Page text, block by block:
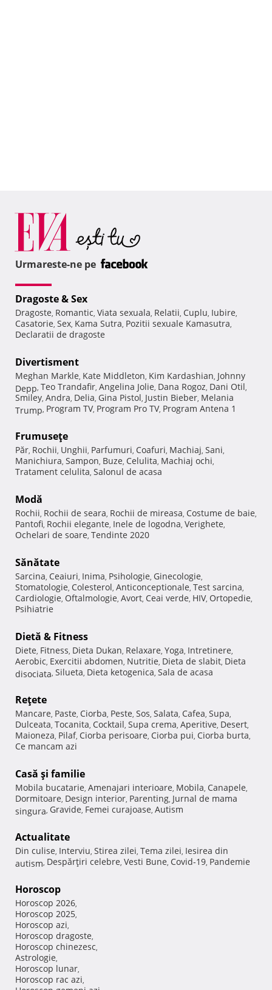
Urmareste-ne pe
Dragoste & Sex
Dragoste, Romantic, Viata sexuala, Relatii, Cuplu, Iubire,
Casatorie, Sex, Kama Sutra, Pozitii sexuale Kamasutra,
Declaratii de dragoste
Divertisment
Meghan Markle, Kate Middleton, Kim Kardashian, Johnny
Depp, Teo Trandafir, Angelina Jolie, Dana Rogoz, Dani Otil,
Smiley, Andra, Delia, Gina Pistol, Justin Bieber, Melania
Trump, Program TV, Program Pro TV, Program Antena 1
Frumuseţe
Păr, Rochii, Unghii, Parfumuri, Coafuri, Machiaj, Sani,
Manichiura, Sampon, Buze, Celulita, Machiaj ochi,
Tratament celulita, Salonul de acasa
Modă
Rochii, Rochii de seara, Rochii de mireasa, Costume de baie,
Pantofi, Rochii elegante, Inele de logodna, Verighete,
Ochelari de soare, Tendinte 2020
Sănătate
Sarcina, Ceaiuri, Inima, Psihologie, Ginecologie,
Stomatologie, Colesterol, Anticonceptionale, Test sarcina,
Cardiologie, Oftalmologie, Avort, Ceai verde, HIV, Ortopedie,
Psihiatrie
Dietă & Fitness
Diete, Fitness, Dieta Dukan, Relaxare, Yoga, Intretinere,
Aerobic, Exercitii abdomen, Nutritie, Dieta de slabit, Dieta
disociata, Silueta, Dieta ketogenica, Sala de acasa
Reţete
Mancare, Paste, Ciorba, Peste, Sos, Salata, Cafea, Supa,
Dulceata, Tocanita, Cocktail, Supa crema, Aperitive, Desert,
Maioneza, Pilaf, Ciorba perisoare, Ciorba pui, Ciorba burta,
Ce mancam azi
Casă şi familie
Mobila bucatarie, Amenajari interioare, Mobila, Canapele,
Dormitoare, Design interior, Parenting, Jurnal de mama
singura, Gravide, Femei curajoase, Autism
Actualitate
Din culise, Interviu, Stirea zilei, Tema zilei, Iesirea din
autism, Despărţiri celebre, Vesti Bune, Covid-19, Pandemie
Horoscop
Horoscop 2026,
Horoscop 2025,
Horoscop azi,
Horoscop dragoste,
Horoscop chinezesc,
Astrologie,
Horoscop lunar,
Horoscop rac azi,